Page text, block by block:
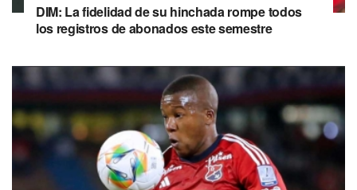
DIM: La fidelidad de su hinchada rompe todos
los registros de abonados este semestre